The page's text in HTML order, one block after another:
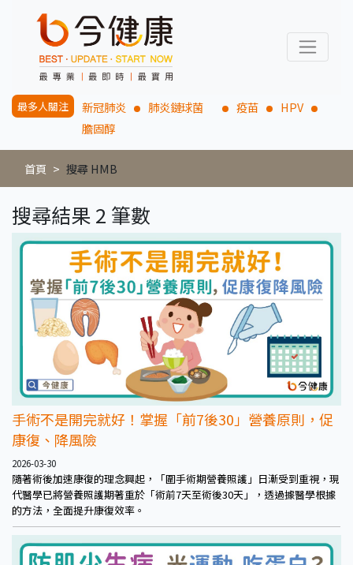
最多人關注 新冠肺炎 肺炎鏈球菌 疫苗
HPV
膽固醇
首頁 搜尋 HMB
搜尋結果 2 筆數
手術不是開完就好！掌握「前7後30」營養原則，促
康復、降風險
2026-03-30
隨著術後加速康復的理念興起，「圍手術期營養照護」日漸受到重視，現
代醫學已將營養照護期著重於「術前7天至術後30天」，透過據醫學根據
的方法，全面提升康復效率。